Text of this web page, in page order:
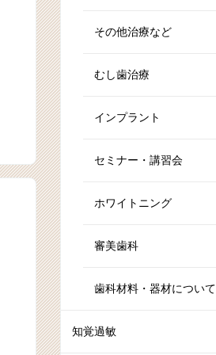
その他治療など
むし歯治療
インプラント
セミナー・講習会
ホワイトニング
審美歯科
歯科材料・器材について
知覚過敏